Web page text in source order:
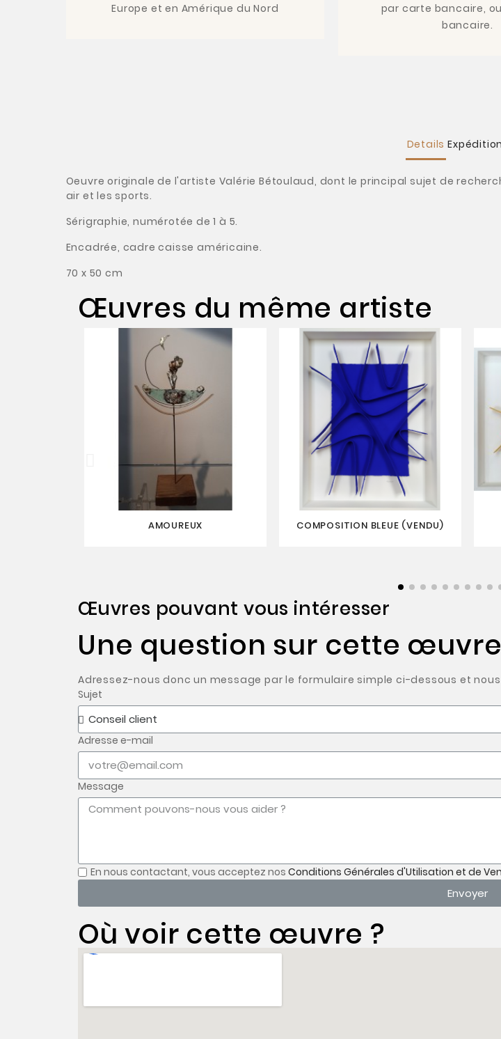
Europe et en Amérique du Nord
par carte bancaire,
bancaire.
Details Expédition
Oeuvre originale de l'artiste Valérie Bétoulaud, dont le principal sujet de
air et les sports.
Sérigraphie, numérotée de 1 à 5.
Encadrée, cadre caisse américaine.
70 x 50 cm
Œuvres du même artiste
AMOUREUX COMPOSITION BLEUE (VENDU)
Œuvres pouvant vous intéresser
Une question sur cette
Adressez-nous donc un message par le formulaire simple ci-dessous et
Sujet
Adresse e-mail
Message
En nous contactant, vous acceptez nos Conditions Générales d'Utilisation et de
Envoyer
Où voir cette œuvre ?